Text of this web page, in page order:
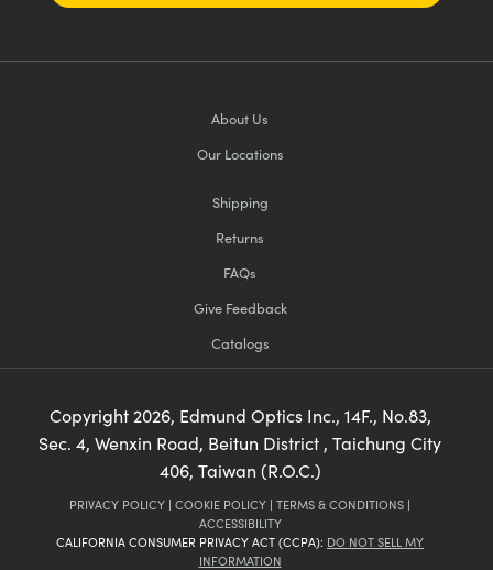
About Us
Our Locations
Shipping
Returns
FAQs
Give Feedback
Catalogs
Copyright 2026, Edmund Optics Inc., 14F., No.83,
Sec. 4, Wenxin Road, Beitun District , Taichung City
406, Taiwan (R.O.C.)
PRIVACY POLICY | COOKIE POLICY | TERMS & CONDITIONS |
ACCESSIBILITY
CALIFORNIA CONSUMER PRIVACY ACT (CCPA): DO NOT SELL MY
INFORMATION